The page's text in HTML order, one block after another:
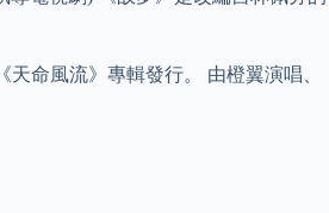
命風流》專輯發行。 由橙翼演唱、